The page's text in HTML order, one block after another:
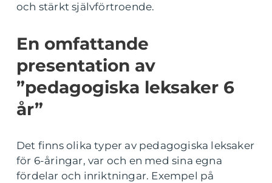
och stärkt självförtroende.
En omfattande
presentation av
”pedagogiska leksaker 6
år”
Det finns olika typer av pedagogiska leksaker
för 6-åringar, var och en med sina egna
fördelar och inriktningar. Exempel på